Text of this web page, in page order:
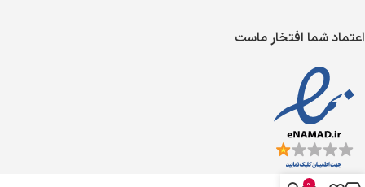
اعتماد شما افتخار ماست
0